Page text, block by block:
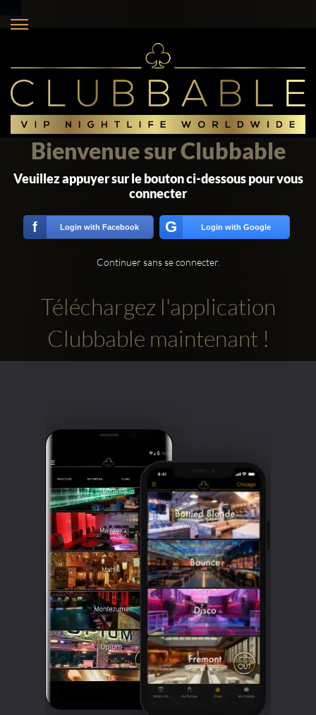
Comptes
sociaux
Clubbable:
Bienvenue sur Clubbable
Veuillez appuyer sur le bouton ci-dessous pour vous
connecter
f Login with Facebook G Login with Google
Continuer sans se connecter.
Téléchargez l'application
Clubbable maintenant !